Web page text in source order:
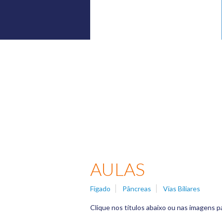
AULAS
Fígado Pâncreas Vias Biliares
Clique nos títulos abaixo ou nas imagens